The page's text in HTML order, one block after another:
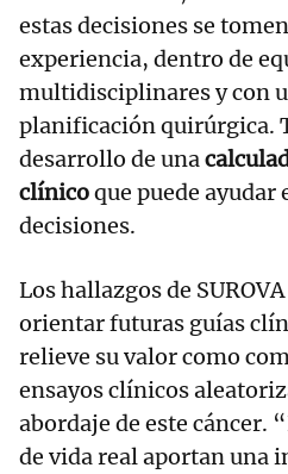
estas decisiones se
experiencia, dentro de
multidisciplinares y con
planificación quirúrgica.
desarrollo de una
clínicoque puede ayudar
decisiones.
Los hallazgos de
orientar futuras guías
relieve su valor como
ensayos clínicos
abordaje de este cáncer.
de vida real aportan una